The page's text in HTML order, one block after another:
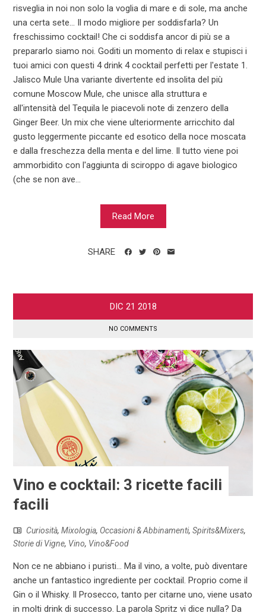
risveglia in noi non solo la voglia di mare e di sole, ma anche
una certa sete... Il modo migliore per soddisfarla? Un
freschissimo cocktail! Che ci soddisfa ancor di più se a
prepararlo siamo noi. Goditi un momento di relax e stupisci i
tuoi amici con questi 4 drink 4 cocktail perfetti per l'estate 1.
Jalisco Mule Una variante divertente ed insolita del più
comune Moscow Mule, che unisce alla struttura e
all'intensità del Tequila le piacevoli note di zenzero della
Ginger Beer. Un mix che viene ulteriormente arricchito dal
gusto leggermente piccante ed esotico della noce moscata
e dalla freschezza della menta e del lime. Il tutto viene poi
ammorbidito con l'aggiunta di sciroppo di agave biologico
(che se non ave...
Read More
SHARE
DIC 21 2018
NO COMMENTS
Vino e cocktail: 3 ricette facili
facili
Curiosità,Mixologia, Occasioni & Abbinamenti,Spirits&Mixers,
Storie di Vigne, Vino, Vino&Food
Non ce ne abbiano i puristi… Ma il vino, a volte, può diventare
anche un fantastico ingrediente per cocktail. Proprio come il
Gin o il Whisky. Il Prosecco, tanto per citarne uno, viene usato
in molti drink di successo. La parola Spritz vi dice nulla? Da